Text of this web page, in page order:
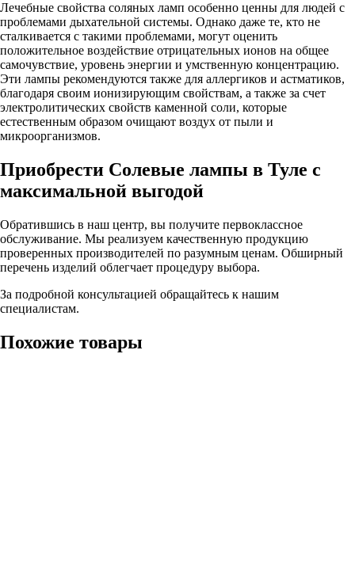
Лечебные свойства соляных ламп особенно ценны для людей с
проблемами дыхательной системы. Однако даже те, кто не
сталкивается с такими проблемами, могут оценить
положительное воздействие отрицательных ионов на общее
самочувствие, уровень энергии и умственную концентрацию.
Эти лампы рекомендуются также для аллергиков и астматиков,
благодаря своим ионизирующим свойствам, а также за счет
электролитических свойств каменной соли, которые
естественным образом очищают воздух от пыли и
микроорганизмов.
Приобрести Солевые лампы в Туле с
максимальной выгодой
Обратившись в наш центр, вы получите первоклассное
обслуживание. Мы реализуем качественную продукцию
проверенных производителей по разумным ценам. Обширный
перечень изделий облегчает процедуру выбора.
За подробной консультацией обращайтесь к нашим
специалистам.
Похожие товары